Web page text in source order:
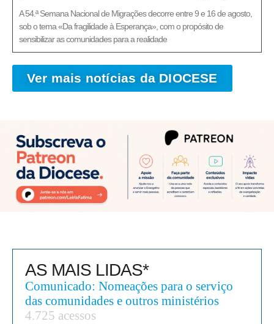
A 54.ª Semana Nacional de Migrações decorre entre 9 e 16 de agosto,
sob o tema «Da fragilidade à Esperança», com o propósito de
sensibilizar as comunidades para a realidade
Ver mais notícias da DIOCESE
AS MAIS LIDAS*
Comunicado: Nomeações para o serviço
das comunidades e outros ministérios
4.725 acessos